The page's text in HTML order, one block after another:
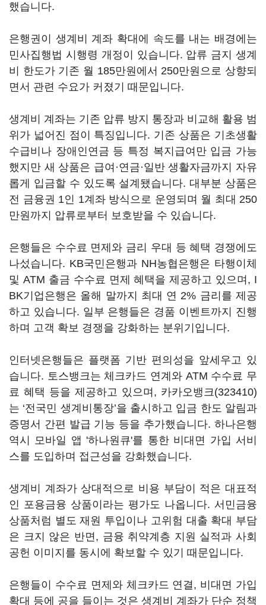
했습니다.
은행권이 생계비 계좌 확대에 속도를 내는 배경에는
민사집행법 시행령 개정이 있습니다. 압류 금지 생계
비 한도가 기존 월 185만원에서 250만원으로 상향되
면서 관련 수요가 커졌기 때문입니다.
생계비 계좌는 기존 압류 방지 통장과 비교해 활용 범
위가 넓어진 점이 특징입니다. 기존 상품은 기초생활
수급비나 장애인연금 등 특정 복지급여만 입금 가능
했지만 새 상품은 급여·연금·일반 생활자금까지 자유
롭게 입금할 수 있도록 설계됐습니다. 대부분 상품은
전 금융권 1인 1계좌 방식으로 운영되며 월 최대 250
만원까지 압류로부터 보호받을 수 있습니다.
은행들은 수수료 면제와 금리 우대 등 혜택 경쟁에도
나섰습니다. KB국민은행과 NH농협은행은 타행이체
및 ATM 출금 수수료 면제 혜택을 제공하고 있으며, I
BK기업은행은 올해 말까지 최대 연 2% 금리를 제공
하고 있습니다. 일부 은행들은 경품 이벤트까지 진행
하며 고객 확보 경쟁을 강화하는 분위기입니다.
인터넷은행들은 플랫폼 기반 편의성을 앞세우고 있
습니다. 토스뱅크는 체크카드 연계와 ATM 수수료 무
료 혜택 등을 제공하고 있으며, 카카오뱅크(323410)
는 ‘전국민 생계비통장’을 출시하고 입금 한도 알림과
증명서 간편 발급 기능 등을 추가했습니다. 하나은행
역시 모바일 앱 '하나원큐'를 통한 비대면 가입 서비
스를 도입하며 접근성을 강화했습니다.
생계비 계좌가 상대적으로 비용 부담이 적은 대표적
인 포용금융 상품이라는 평가도 나옵니다. 서민금융
상품처럼 별도 재원 투입이나 고위험 대출 확대 부담
은 크지 않은 반면, 금융 취약계층 지원 실적과 사회
공헌 이미지를 동시에 확보할 수 있기 때문입니다.
은행들이 수수료 면제와 체크카드 연결, 비대면 가입
확대 등에 공을 들이는 것은 생계비 계좌가 단순 정책